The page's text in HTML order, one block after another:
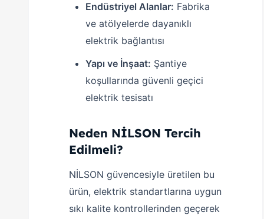
Endüstriyel Alanlar: Fabrika
ve atölyelerde dayanıklı
elektrik bağlantısı
Yapı ve İnşaat: Şantiye
koşullarında güvenli geçici
elektrik tesisatı
Neden NİLSON Tercih
Edilmeli?
NİLSON güvencesiyle üretilen bu
ürün, elektrik standartlarına uygun
sıkı kalite kontrollerinden geçerek